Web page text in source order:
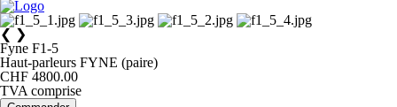
❮ ❯
Fyne F1-5
Haut-parleurs FYNE (paire)
CHF 4800.00
TVA comprise